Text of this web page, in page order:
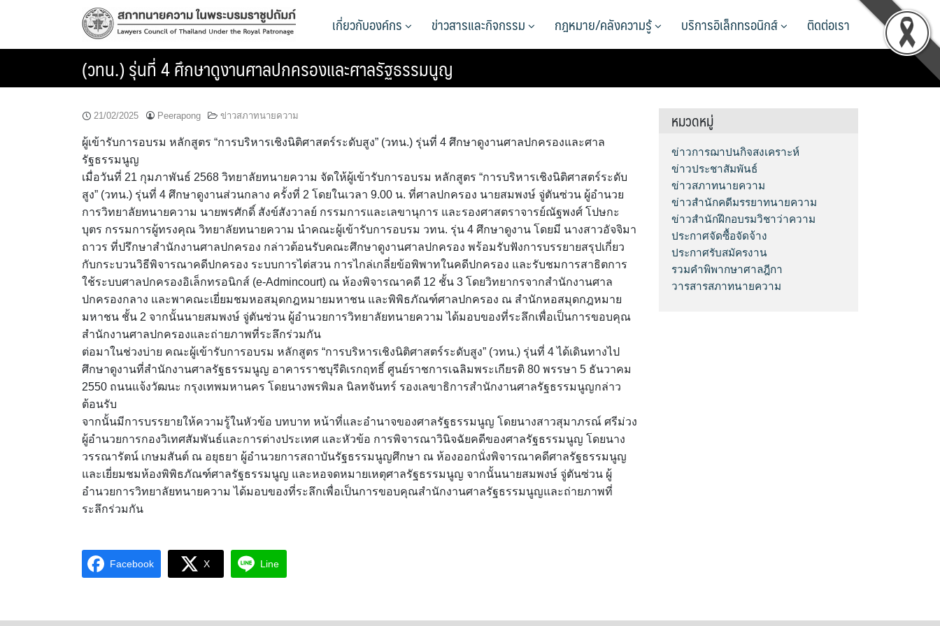
เกี่ยวกับองค์กร ข่าวสารและกิจกรรม กฎหมาย/คลังความรู้ บริการอิเล็กทรอนิกส์ ติดต่อเรา
(วทน.) รุ่นที่ 4 ศึกษาดูงานศาลปกครองและศาลรัฐธรรมนูญ
21/02/2025 Peerapong ข่าวสภาทนายความ
ผู้เข้ารับการอบรม หลักสูตร “การบริหารเชิงนิติศาสตร์ระดับสูง” (วทน.) รุ่นที่ 4 ศึกษาดูงานศาลปกครองและศาล
รัฐธรรมนูญ
เมื่อวันที่ 21 กุมภาพันธ์ 2568 วิทยาลัยทนายความ จัดให้ผู้เข้ารับการอบรม หลักสูตร “การบริหารเชิงนิติศาสตร์ระดับ
สูง” (วทน.) รุ่นที่ 4 ศึกษาดูงานส่วนกลาง ครั้งที่ 2 โดยในเวลา 9.00 น. ที่ศาลปกครอง นายสมพงษ์ จู่ตันซ่วน ผู้อำนวย
การวิทยาลัยทนายความ นายพรศักดิ์ สังข์สังวาลย์ กรรมการและเลขานุการ และรองศาสตราจารย์ณัฐพงศ์ โปษกะ
บุตร กรรมการผู้ทรงคุณ วิทยาลัยทนายความ นำคณะผู้เข้ารับการอบรม วทน. รุ่น 4 ศึกษาดูงาน โดยมี นางสาวอัจจิมา
ถาวร ที่ปรึกษาสำนักงานศาลปกครอง กล่าวต้อนรับคณะศึกษาดูงานศาลปกครอง พร้อมรับฟังการบรรยายสรุปเกี่ยว
กับกระบวนวิธีพิจารณาคดีปกครอง ระบบการไต่สวน การไกล่เกลี่ยข้อพิพาทในคดีปกครอง และรับชมการสาธิตการ
ใช้ระบบศาลปกครองอิเล็กทรอนิกส์ (e-Admincourt) ณ ห้องพิจารณาคดี 12 ชั้น 3 โดยวิทยากรจากสำนักงานศาล
ปกครองกลาง และพาคณะเยี่ยมชมหอสมุดกฎหมายมหาชน และพิพิธภัณฑ์ศาลปกครอง ณ สำนักหอสมุดกฎหมาย
มหาชน ชั้น 2 จากนั้นนายสมพงษ์ จู่ตันซ่วน ผู้อำนวยการวิทยาลัยทนายความ ได้มอบของที่ระลึกเพื่อเป็นการขอบคุณ
สำนักงานศาลปกครองและถ่ายภาพที่ระลึกร่วมกัน
ต่อมาในช่วงบ่าย คณะผู้เข้ารับการอบรม หลักสูตร “การบริหารเชิงนิติศาสตร์ระดับสูง” (วทน.) รุ่นที่ 4 ได้เดินทางไป
ศึกษาดูงานที่สำนักงานศาลรัฐธรรมนูญ อาคารราชบุรีดิเรกฤทธิ์ ศูนย์ราชการเฉลิมพระเกียรติ 80 พรรษา 5 ธันวาคม
2550 ถนนแจ้งวัฒนะ กรุงเทพมหานคร โดยนางพรพิมล นิลทจันทร์ รองเลขาธิการสำนักงานศาลรัฐธรรมนูญกล่าว
ต้อนรับ
จากนั้นมีการบรรยายให้ความรู้ในหัวข้อ บทบาท หน้าที่และอำนาจของศาลรัฐธรรมนูญ โดยนางสาวสุมาภรณ์ ศรีม่วง
ผู้อำนวยการกองวิเทศสัมพันธ์และการต่างประเทศ และหัวข้อ การพิจารณาวินิจฉัยคดีของศาลรัฐธรรมนูญ โดยนาง
วรรณารัตน์ เกษมสันต์ ณ อยุธยา ผู้อำนวยการสถาบันรัฐธรรมนูญศึกษา ณ ห้องออกนั่งพิจารณาคดีศาลรัฐธรรมนูญ
และเยี่ยมชมห้องพิพิธภัณฑ์ศาลรัฐธรรมนูญ และหอจดหมายเหตุศาลรัฐธรรมนูญ จากนั้นนายสมพงษ์ จู่ตันซ่วน ผู้
อำนวยการวิทยาลัยทนายความ ได้มอบของที่ระลึกเพื่อเป็นการขอบคุณสำนักงานศาลรัฐธรรมนูญและถ่ายภาพที่
ระลึกร่วมกัน
Facebook X Line
หมวดหมู่
ข่าวการฌาปนกิจสงเคราะห์
ข่าวประชาสัมพันธ์
ข่าวสภาทนายความ
ข่าวสำนักคดีมรรยาทนายความ
ข่าวสำนักฝึกอบรมวิชาว่าความ
ประกาศจัดซื้อจัดจ้าง
ประกาศรับสมัครงาน
รวมคำพิพากษาศาลฎีกา
วารสารสภาทนายความ